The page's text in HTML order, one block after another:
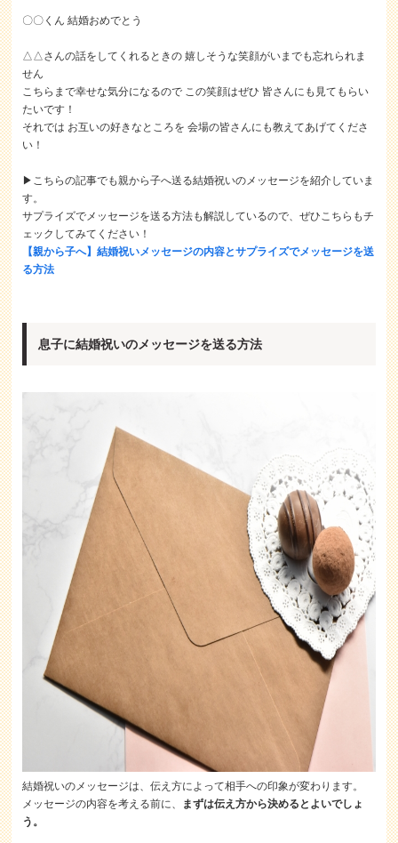
〇〇くん 結婚おめでとう
△△さんの話をしてくれるときの 嬉しそうな笑顔がいまでも忘れられま
せん
こちらまで幸せな気分になるので この笑顔はぜひ 皆さんにも見てもらい
たいです！
それでは お互いの好きなところを 会場の皆さんにも教えてあげてくださ
い！
▶こちらの記事でも親から子へ送る結婚祝いのメッセージを紹介していま
す。
サプライズでメッセージを送る方法も解説しているので、ぜひこちらもチ
ェックしてみてください！
【親から子へ】結婚祝いメッセージの内容とサプライズでメッセージを送
る方法
息子に結婚祝いのメッセージを送る方法
結婚祝いのメッセージは、伝え方によって相手への印象が変わります。
メッセージの内容を考える前に、
まずは伝え方から決めるとよいでしょ
う。